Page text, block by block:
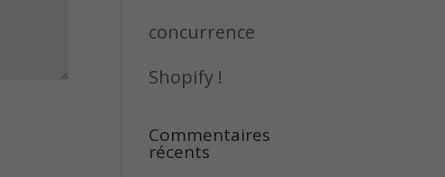
concurrence
Shopify !
Commentaires
récents